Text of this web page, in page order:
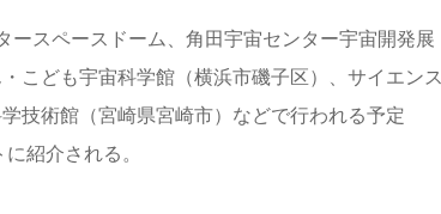
スペースドーム、角田宇宙センター宇宙開発展
こども宇宙科学館（横浜市磯子区）、サイエンス
技術館（宮崎県宮崎市）などで行われる予定
紹介される。